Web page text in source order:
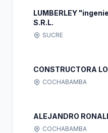
LUMBERLEY
S.R.L.
SUCRE
CONSTRUCTORA
COCHABAMBA
ALEJANDRO
COCHABAMBA